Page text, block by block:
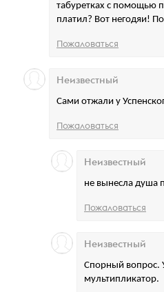
табуретках с помощью
платил? Вот негодяи!
Пожаловаться
Сами отжали у
Неизвестный
Пожаловаться
не вынесла душа
Неизвестный
Пожаловаться
Спорный вопрос.
мультипликатор.
Неизвестный